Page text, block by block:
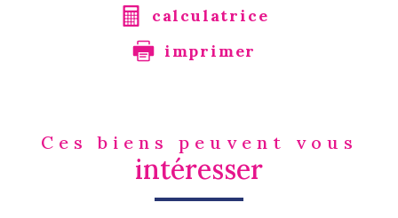
calculatrice
imprimer
Ces biens peuvent vous
intéresser